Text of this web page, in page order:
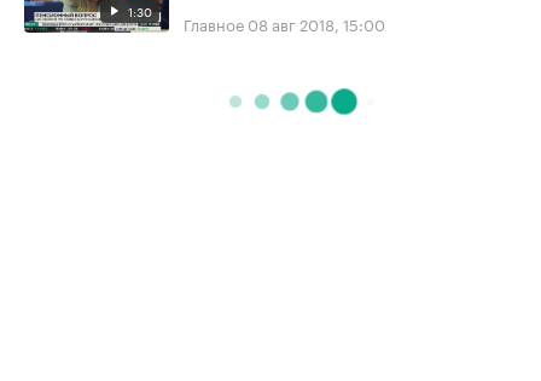
1:30 Главное 08 авг 2018, 15:00